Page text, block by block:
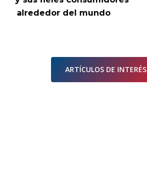
alrededor del mundo
ARTÍCULOS DE INTERÉS